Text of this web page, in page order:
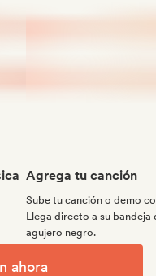
Agrega tu canción
Sube tu canción o demo
Llega directo a su bandeja
agujero negro.
ahora